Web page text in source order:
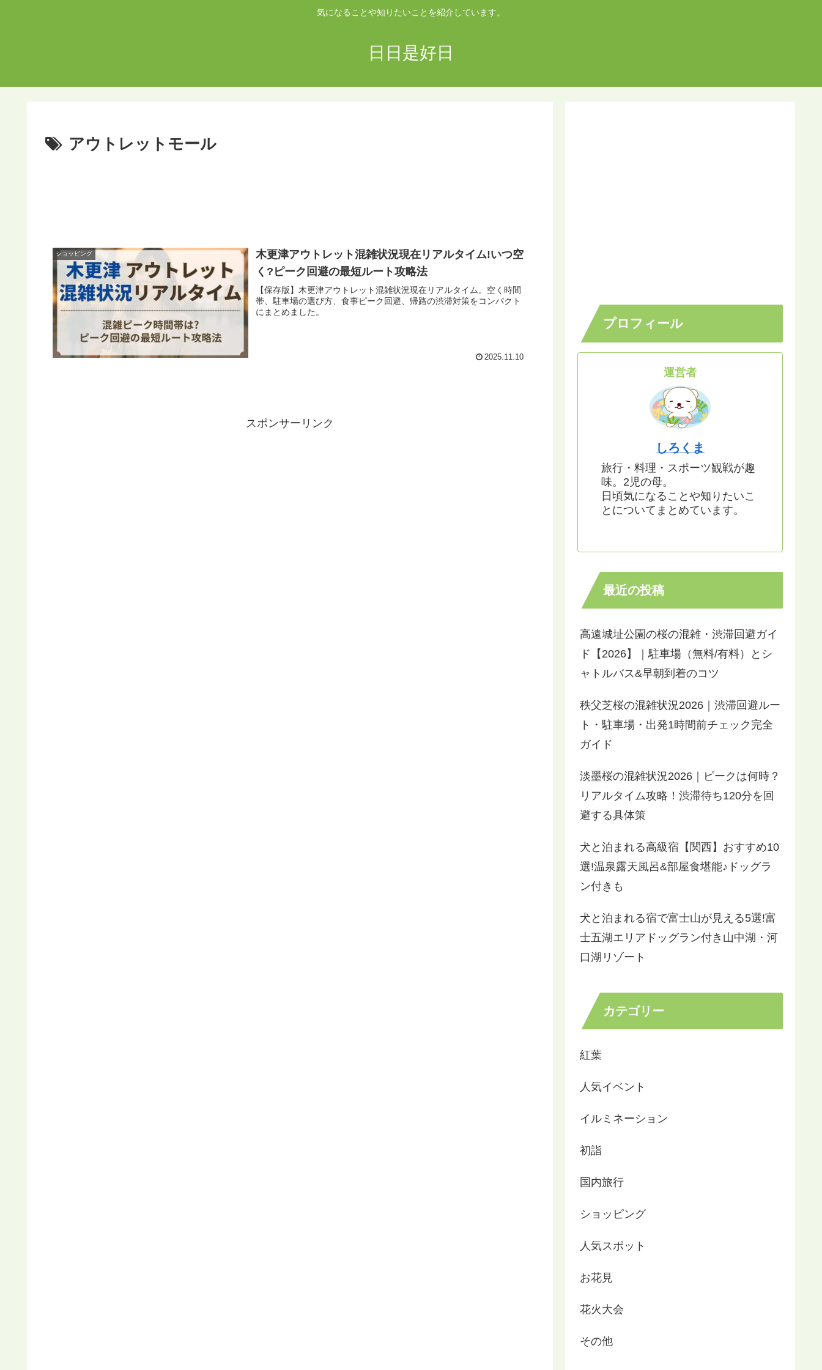
気になることや知りたいことを紹介しています。
日日是好日
アウトレットモール
ショッピング
木更津アウトレット混雑状況現在リアルタイム!いつ空
く?ピーク回避の最短ルート攻略法
【保存版】木更津アウトレット混雑状況現在リアルタイム。空く時間
帯、駐車場の選び方、食事ピーク回避、帰路の渋滞対策をコンパクト
にまとめました。
2025.11.10
スポンサーリンク
プロフィール
運営者
しろくま
旅行・料理・スポーツ観戦が趣
味。2児の母。
日頃気になることや知りたいこ
とについてまとめています。
最近の投稿
高遠城址公園の桜の混雑・渋滞回避ガイ
ド【2026】｜駐車場（無料/有料）とシ
ャトルバス&早朝到着のコツ
秩父芝桜の混雑状況2026｜渋滞回避ルー
ト・駐車場・出発1時間前チェック完全
ガイド
淡墨桜の混雑状況2026｜ピークは何時？
リアルタイム攻略！渋滞待ち120分を回
避する具体策
犬と泊まれる高級宿【関西】おすすめ10
選!温泉露天風呂&部屋食堪能♪ドッグラ
ン付きも
犬と泊まれる宿で富士山が見える5選!富
士五湖エリアドッグラン付き山中湖・河
口湖リゾート
カテゴリー
紅葉
人気イベント
イルミネーション
初詣
国内旅行
ショッピング
人気スポット
お花見
花火大会
その他